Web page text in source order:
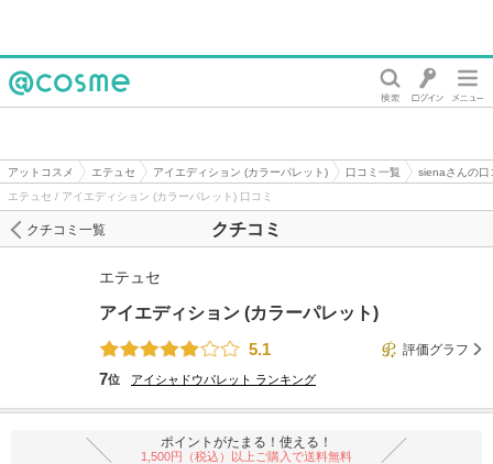
アットコスメ エテュセ アイエディション (カラーパレット) 口コミ一覧
sienaさんの口
エテュセ / アイエディション (カラーパレット) 口コミ
クチコミ
クチコミ一覧
エテュセ
アイエディション (カラーパレット)
5.1
評価グラフ
7位 アイシャドウパレット ランキング
ポイントがたまる！使える！
1,500円（税込）以上ご購入で送料無料